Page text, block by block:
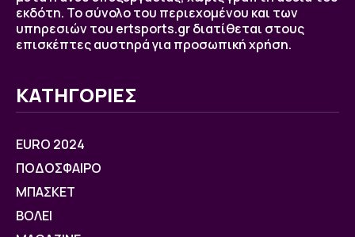
εκδότη. Το σύνολο του περιεχομένου και των
υπηρεσιών του ertsports.gr διατίθεται στους
επισκέπτες αυστηρά για προσωπική χρήση.
ΚΑΤΗΓΟΡΙΕΣ
EURO 2024
ΠΟΔΟΣΦΑΙΡΟ
ΜΠΑΣΚΕΤ
ΒOΛΕΙ